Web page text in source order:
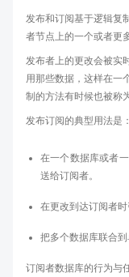
发布和订阅基于逻辑复
者节点上的一个或者更
发布者上的更改会被实
用那些数据，这样在一
制的方法有时候也被称
发布订阅的典型用法是：
在一个数据库或者
送给订阅者。
在更改到达订阅者时
把多个数据库联合
订阅者数据库的行为与